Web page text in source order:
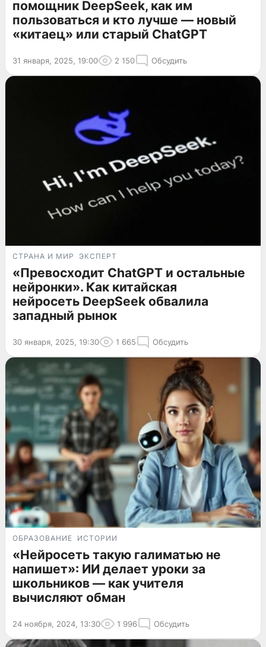
помощник DeepSeek, как им
пользоваться и кто лучше — новый
«китаец» или старый ChatGPT
31 января, 2025, 19:00 2 150 Обсудить
СТРАНА И МИР ЭКСПЕРТ
«Превосходит ChatGPT и остальные
нейронки». Как китайская
нейросеть DeepSeek обвалила
западный рынок
30 января, 2025, 19:30 1 665 Обсудить
ОБРАЗОВАНИЕ ИСТОРИИ
«Нейросеть такую галиматью не
напишет»: ИИ делает уроки за
школьников — как учителя
вычисляют обман
24 ноября, 2024, 13:30 1 996 Обсудить